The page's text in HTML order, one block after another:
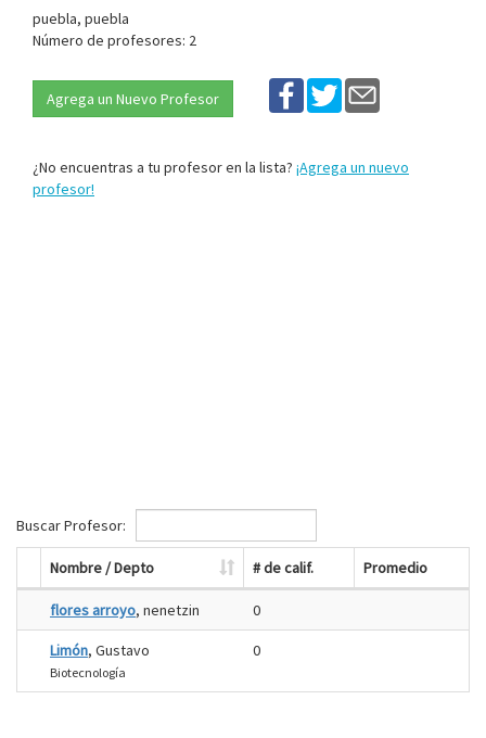
puebla, puebla
Número de profesores: 2
Agrega un Nuevo Profesor
¿No encuentras a tu profesor en la lista? ¡Agrega un nuevo
profesor!
Buscar Profesor:
Nombre / Depto # de calif. Promedio
flores arroyo, nenetzin 0
Limón, Gustavo
Biotecnología
0